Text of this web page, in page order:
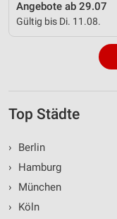
Angebote ab 29.07
Gültig bis Di. 11.08.
Top Städte
›
Berlin
›
Hamburg
›
München
›
Köln